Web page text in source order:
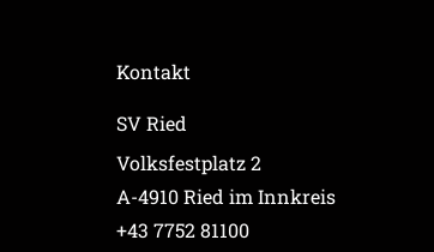
Kontakt
SV Ried
Volksfestplatz 2
A-4910 Ried im Innkreis
+43 7752 81100